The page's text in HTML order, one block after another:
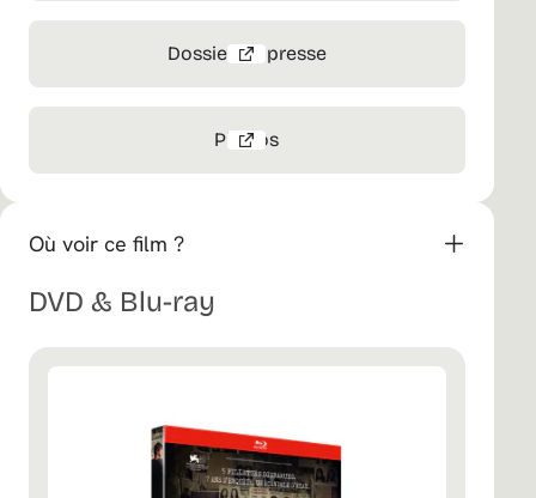
Dossier de presse
Photos
Où voir ce film ?
DVD & Blu-ray